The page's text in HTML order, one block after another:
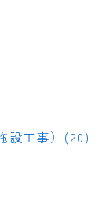
設工事）(20)